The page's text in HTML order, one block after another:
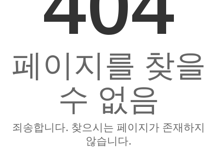
페이지를 찾을
수 없음
죄송합니다. 찾으시는 페이지가 존재하지
않습니다.